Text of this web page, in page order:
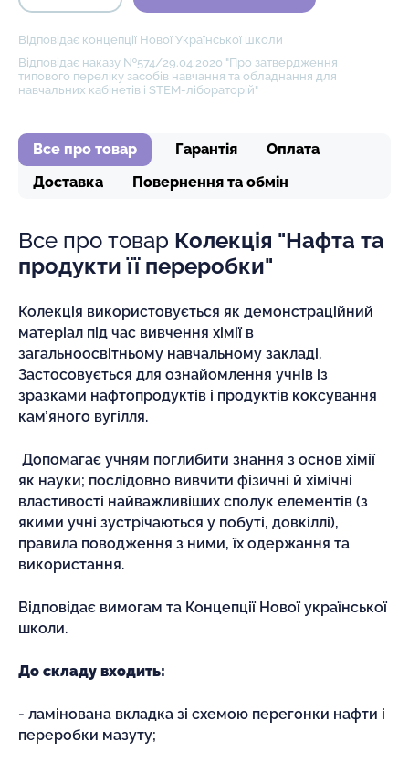
Відповідає концепції Нової Української школи
Відповідає наказу №574/29.04.2020 "Про затвердження
типового переліку засобів навчання та обладнання для
навчальних кабінетів і STEM-лібораторій"
Все про товар Гарантія
Оплата
Доставка
Повернення та обмін
Все про товар Колекція "Нафта та
продукти її переробки"
Колекція використовується як демонстраційний
матеріал під час вивчення хімії в
загальноосвітньому навчальному закладі.
Застосовується для ознайомлення учнів із
зразками нафтопродуктів і продуктів коксування
кам’яного вугілля.
Допомагає учням поглибити знання з основ хімії
як науки; послідовно вивчити фізичні й хімічні
властивості найважливіших сполук елементів (з
якими учні зустрічаються у побуті, довкіллі),
правила поводження з ними, їх одержання та
використання.
Відповідає вимогам та Концепції Нової української
школи.
До складу входить:
- ламінована вкладка зі схемою перегонки нафти і
переробки мазуту;